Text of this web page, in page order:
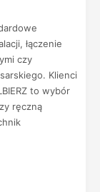
łączenie
czy
Klienci
to wybór
ręczną